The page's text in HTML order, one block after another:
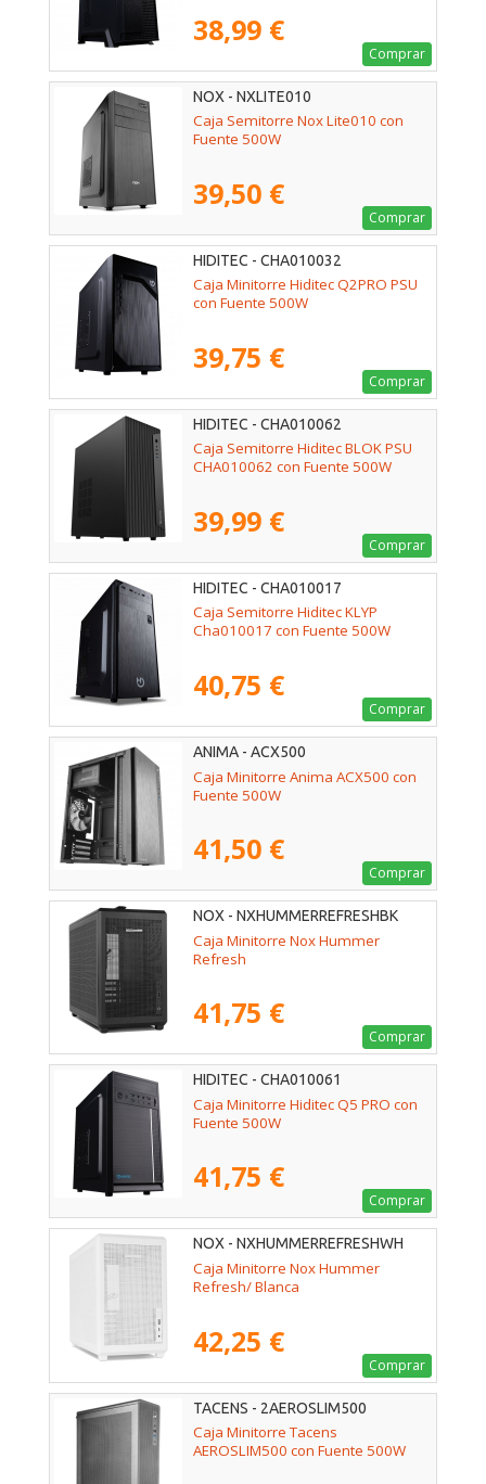
38,99 €
Comprar
NOX - NXLITE010
Caja Semitorre Nox Lite010 con
Fuente 500W
39,50 €
Comprar
HIDITEC - CHA010032
Caja Minitorre Hiditec Q2PRO PSU
con Fuente 500W
39,75 €
Comprar
HIDITEC - CHA010062
Caja Semitorre Hiditec BLOK PSU
CHA010062 con Fuente 500W
39,99 €
Comprar
HIDITEC - CHA010017
Caja Semitorre Hiditec KLYP
Cha010017 con Fuente 500W
40,75 €
Comprar
ANIMA - ACX500
Caja Minitorre Anima ACX500 con
Fuente 500W
41,50 €
Comprar
NOX - NXHUMMERREFRESHBK
Caja Minitorre Nox Hummer
Refresh
41,75 €
Comprar
HIDITEC - CHA010061
Caja Minitorre Hiditec Q5 PRO con
Fuente 500W
41,75 €
Comprar
NOX - NXHUMMERREFRESHWH
Caja Minitorre Nox Hummer
Refresh/ Blanca
42,25 €
Comprar
TACENS - 2AEROSLIM500
Caja Minitorre Tacens
AEROSLIM500 con Fuente 500W